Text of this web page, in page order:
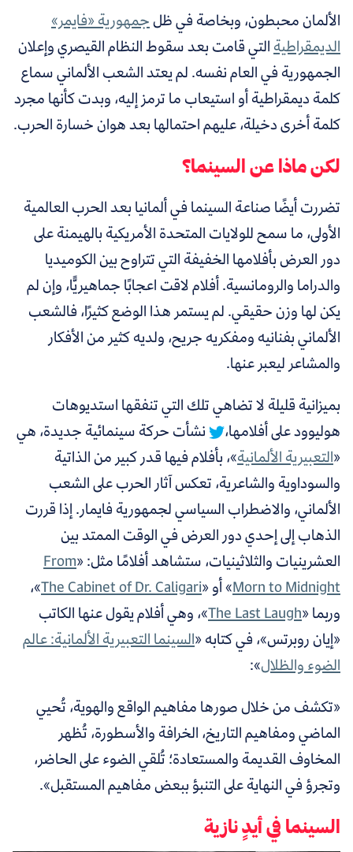
الألمان محبطون، وبخاصة في ظلجمهورية «فايمر»
الديمقراطيةالتي قامت بعد سقوط النظام القيصري وإعلان
الجمهورية في العام نفسه. لم يعتد الشعب الألماني سماع
كلمة ديمقراطية أو استيعاب ما ترمز إليه، وبدت كأنها مجرد
كلمة أخرى دخيلة، عليهم احتمالها بعد هوان خسارة الحرب.
لكن ماذا عن السينما؟
تضررت أيضًا صناعة السينما في ألمانيا بعد الحرب العالمية
الأولى، ما سمح للولايات المتحدة الأمريكية بالهيمنة على
دور العرض بأفلامها الخفيفة التي تتراوح بين الكوميديا
والدراما والرومانسية. أفلام لاقت اعجابًا جماهيريًّا، وإن لم
يكن لها وزن حقيقي. لم يستمر هذا الوضع كثيرًا، فالشعب
الألماني بفنانيه ومفكريه جريح، ولديه كثير من الأفكار
والمشاعر ليعبر عنها.
بميزانية قليلة لا تضاهي تلك التي تنفقها استديوهات
هوليوود على أفلامها،
نشأت حركة سينمائية جديدة، هي
«التعبيرية الألمانية»، بأفلام فيها قدر كبير من الذاتية
والسوداوية والشاعرية، تعكس آثار الحرب على الشعب
الألماني، والاضطراب السياسي لجمهورية فايمار. إذا قررت
الذهاب إلى إحدي دور العرض في الوقت الممتد بين
العشرينيات والثلاثينيات، ستشاهد أفلامًا مثل: «From
Morn to Midnight» أو «The Cabinet of Dr. Caligari»،
وربما «The Last Laugh»، وهي أفلام يقول عنها الكاتب
«إيان روبرتس»، في كتابه «السينما التعبيرية الألمانية: عالم
الضوء والظلال»:
«تكشف من خلال صورها مفاهيم الواقع والهوية، تُحيي
الماضي ومفاهيم التاريخ، الخرافة والأسطورة، تُظهر
المخاوف القديمة والمستعادة؛ تُلقي الضوء على الحاضر،
وتجرؤ في النهاية على التنبؤ ببعض مفاهيم المستقبل».
السينما في أيدٍ نازية